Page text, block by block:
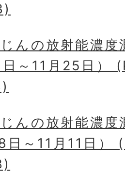
んの放射能濃
日～11月25日）
んの放射能濃
日～11月11日）